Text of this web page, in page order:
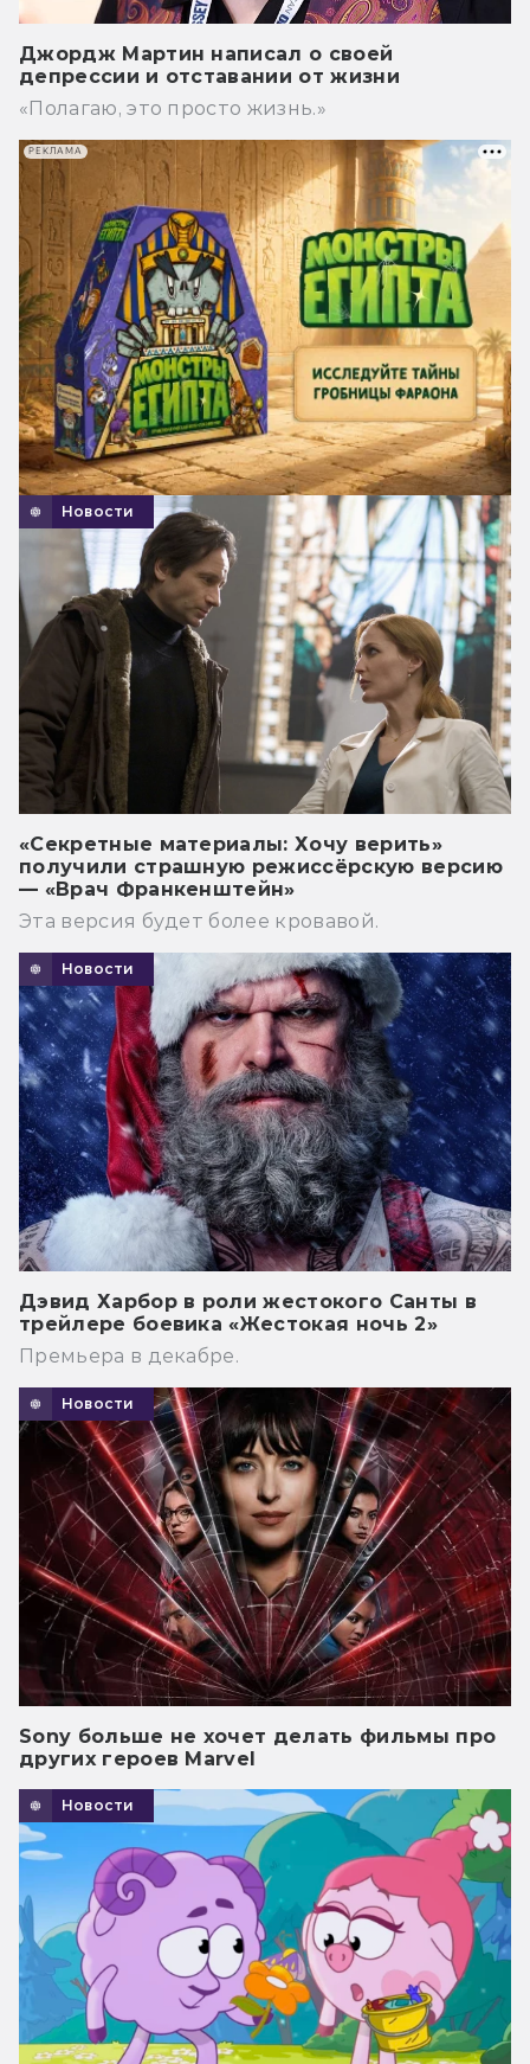
Джордж Мартин написал о своей
депрессии и отставании от жизни
«Полагаю, это просто жизнь.»
Новости
«Секретные материалы: Хочу верить»
получили страшную режиссёрскую версию
— «Врач Франкенштейн»
Эта версия будет более кровавой.
Новости
Дэвид Харбор в роли жестокого Санты в
трейлере боевика «Жестокая ночь 2»
Премьера в декабре.
Новости
Sony больше не хочет делать фильмы про
других героев Marvel
Новости
РЕКЛАМА